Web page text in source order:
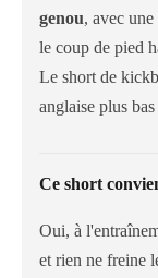
genou, avec
le coup de pied
Le short de
anglaise plus
Ce short
Oui, à
et rien ne freine